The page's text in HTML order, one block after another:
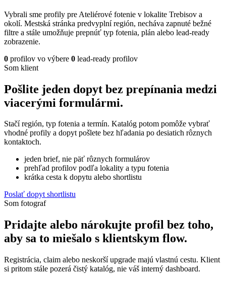
Vybrali sme profily pre Ateliérové fotenie v lokalite Trebisov a
okolí. Mestská stránka predvyplní región, necháva zapnuté bežné
filtre a stále umožňuje prepnúť typ fotenia, plán alebo lead-ready
zobrazenie.
0 profilov vo výbere 0 lead-ready profilov
Som klient
Pošlite jeden dopyt bez prepínania medzi
viacerými formulármi.
Stačí región, typ fotenia a termín. Katalóg potom pomôže vybrať
vhodné profily a dopyt pošlete bez hľadania po desiatich rôznych
kontaktoch.
jeden brief, nie päť rôznych formulárov
prehľad profilov podľa lokality a typu fotenia
krátka cesta k dopytu alebo shortlistu
Poslať dopyt shortlistu
Som fotograf
Pridajte alebo nárokujte profil bez toho,
aby sa to miešalo s klientskym flow.
Registrácia, claim alebo neskorší upgrade majú vlastnú cestu. Klient
si pritom stále pozerá čistý katalóg, nie váš interný dashboard.